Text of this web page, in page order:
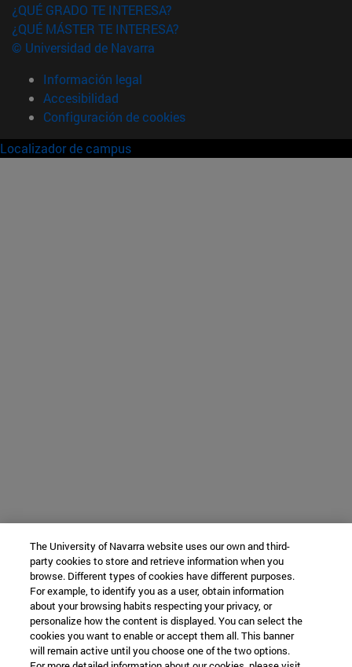
¿QUÉ GRADO TE INTERESA?
¿QUÉ MÁSTER TE INTERESA?
© Universidad de Navarra
Información legal
Accesibilidad
Configuración de cookies
Localizador de campus
The University of Navarra website uses our own and third-
party cookies to store and retrieve information when you
browse. Different types of cookies have different purposes.
For example, to identify you as a user, obtain information
about your browsing habits respecting your privacy, or
personalize how the content is displayed. You can select the
cookies you want to enable or accept them all. This banner
will remain active until you choose one of the two options.